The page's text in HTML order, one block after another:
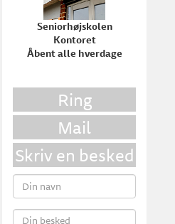
Seniorhøjskolen
Kontoret
Åbent alle hverdage
Ring
Mail
Skriv en besked